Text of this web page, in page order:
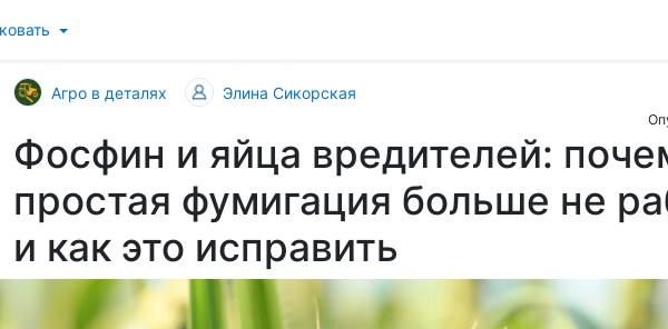
Агро в деталях Элина Сикорская
Фосфин и яйца вредителей:
простая фумигация больше не
и как это исправить